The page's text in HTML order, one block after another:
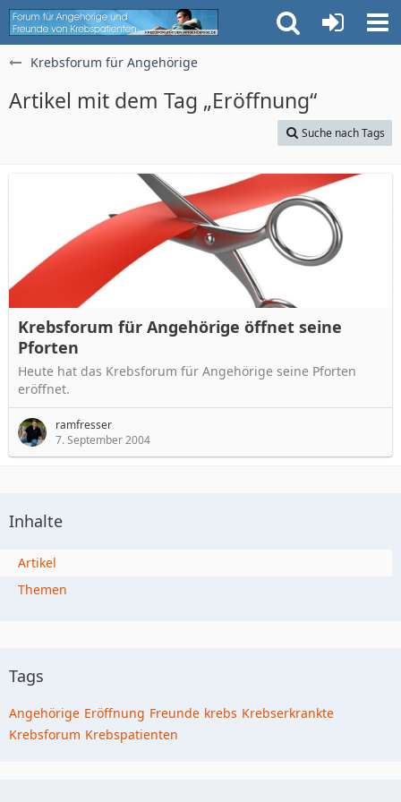
Krebsforum für Angehörige
Artikel mit dem Tag „Eröffnung“
Suche nach Tags
Krebsforum für Angehörige öffnet seine
Pforten
Heute hat das Krebsforum für Angehörige seine Pforten
eröffnet.
ramfresser
7. September 2004
Inhalte
Artikel
Themen
Tags
Angehörige Eröffnung Freunde krebs Krebserkrankte
Krebsforum Krebspatienten